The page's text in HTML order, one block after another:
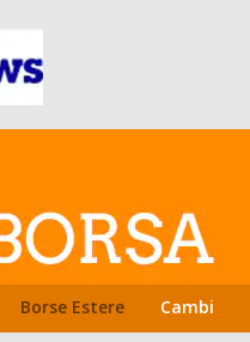
Borse Estere Cambi